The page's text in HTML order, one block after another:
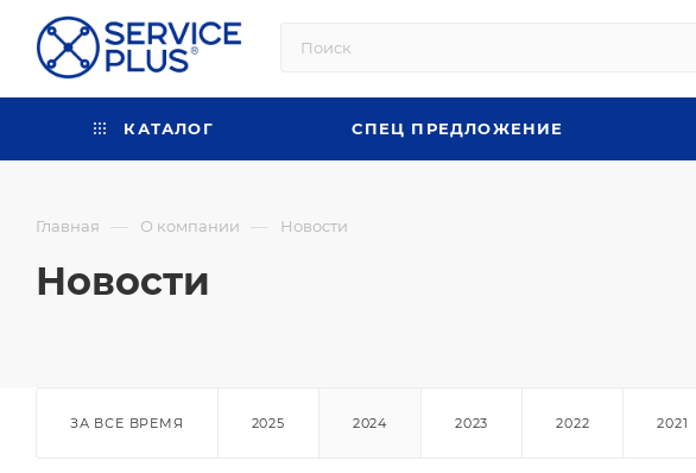
КАТАЛОГ СПЕЦ ПРЕДЛОЖЕНИЕ
Главная — О компании — Новости
Новости
ЗА ВСЕ ВРЕМЯ 2025 2024 2023 2022 2021